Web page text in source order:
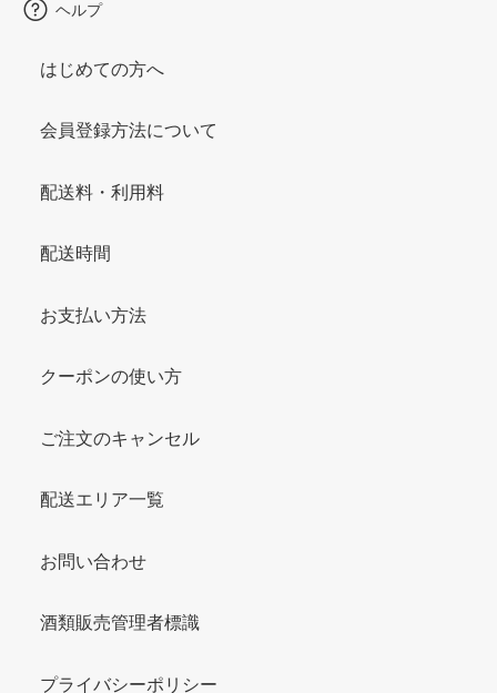
ヘルプ
はじめての方へ
会員登録方法について
配送料・利用料
配送時間
お支払い方法
クーポンの使い方
ご注文のキャンセル
配送エリア一覧
お問い合わせ
酒類販売管理者標識
プライバシーポリシー